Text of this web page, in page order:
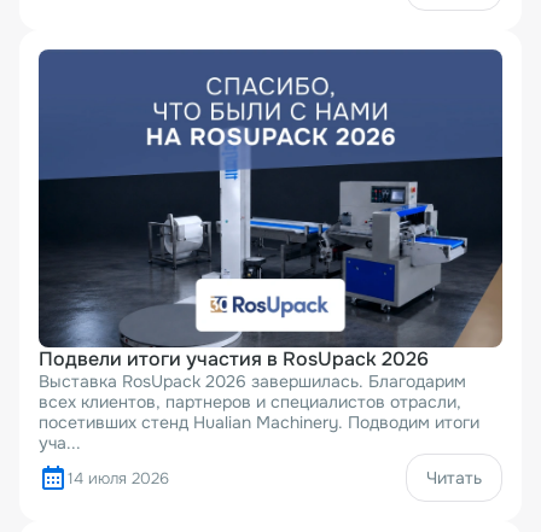
Подвели итоги участия в RosUpack 2026
Выставка RosUpack 2026 завершилась. Благодарим
всех клиентов, партнеров и специалистов отрасли,
посетивших стенд Hualian Machinery. Подводим итоги
уча...
14 июля 2026 Читать